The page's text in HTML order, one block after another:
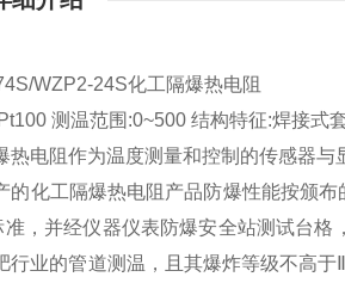
WZP2-24S化工隔爆热电阻
测温范围:0~500 结构特征:焊接式
热电阻作为温度测量和控制的传感器与
的化工隔爆热电阻产品防爆性能按颁
准，并经仪器仪表防爆安全站测试台格
行业的管道测温，且其爆炸等级不高